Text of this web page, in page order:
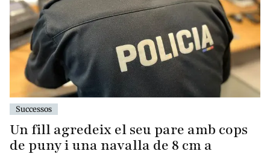
Successos
Un fill agredeix el seu pare amb cops
de puny i una navalla de 8 cm a